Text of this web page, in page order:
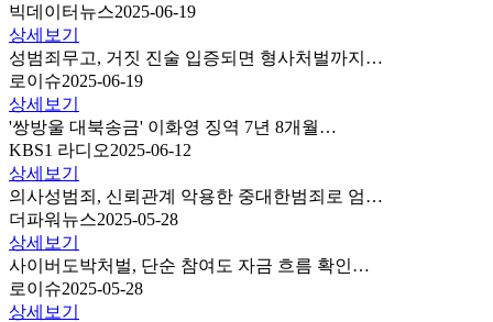
빅데이터뉴스2025-06-19
상세보기
성범죄무고, 거짓 진술 입증되면 형사처벌까지…
로이슈2025-06-19
상세보기
'쌍방울 대북송금' 이화영 징역 7년 8개월…
KBS1 라디오2025-06-12
상세보기
의사성범죄, 신뢰관계 악용한 중대한범죄로 엄…
더파워뉴스2025-05-28
상세보기
사이버도박처벌, 단순 참여도 자금 흐름 확인…
로이슈2025-05-28
상세보기